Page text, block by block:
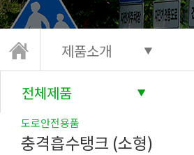
제품소개
전체제품
도로안전용품
충격흡수탱크 (소형)